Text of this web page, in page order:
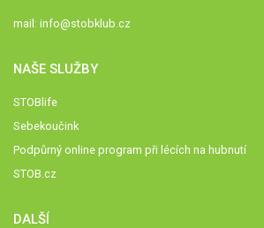
mail: info@stobklub.cz
NAŠE SLUŽBY
STOBlife
Sebekoučink
Podpůrný online program při lécích na hubnutí
STOB.cz
DALŠÍ